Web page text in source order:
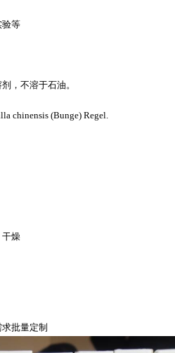
验等
，不溶于石油。
chinensis (Bunge) Regel.
干燥
批量定制